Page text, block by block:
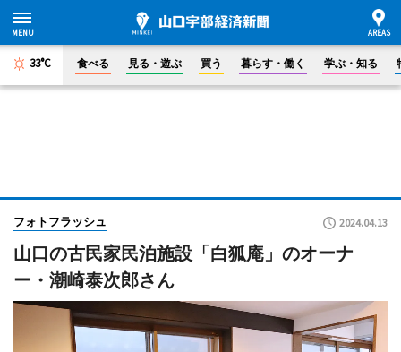
33°C 食べる 見る・遊ぶ 買う 暮らす・働く 学ぶ・知る
フォトフラッシュ 2024.04.13
山口の古民家民泊施設「白狐庵」のオーナ
ー・潮崎泰次郎さん